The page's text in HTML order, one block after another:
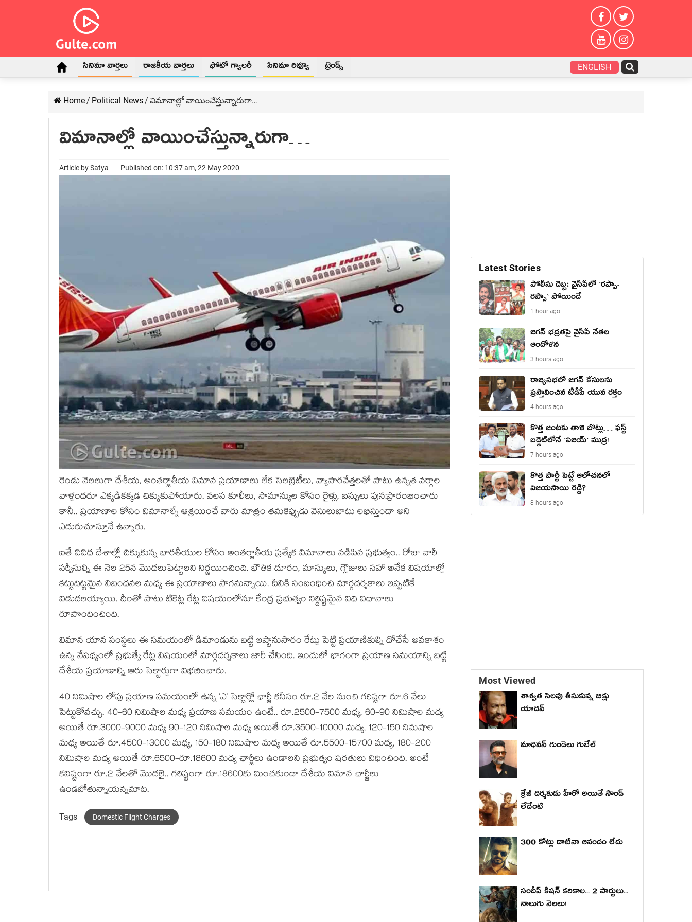
సినిమా వార్తలు రాజకీయ వార్తలు ఫోటో గ్యాలరీ సినిమా రివ్యూ ట్రెండ్స్ ENGLISH
Home/ Political News/ విమానాల్లో వాయించేస్తున్నారుగా…
విమానాల్లో వాయించేస్తున్నారుగా…
Article bySatya Published on: 10:37 am, 22 May 2020
రెండు నెలలుగా దేశీయ, అంతర్జాతీయ విమాన ప్రయాణాలు లేక సెలబ్రెటీలు, వ్యాపారవేత్తలతో పాటు ఉన్నత వర్గాల
వాళ్లందరూ ఎక్కడికక్కడ చిక్కుకుపోయారు. వలస కూలీలు, సామాన్యుల కోసం రైళ్లు, బస్సులు పున:ప్రారంభించారు
కానీ.. ప్రయాణాల కోసం విమానాల్నే ఆశ్రయించే వారు మాత్రం తమకెప్పుడు వెసులుబాటు లభిస్తుందా అని
ఎదురుచూస్తూనే ఉన్నారు.
ఐతే వివిధ దేశాల్లో చిక్కుకున్న భారతీయుల కోసం అంతర్జాతీయ ప్రత్యేక విమానాలు నడిపిన ప్రభుత్వం.. రోజు వారీ
సర్వీసుల్ని ఈ నెల 25న మొదలుపెట్టాలని నిర్ణయించింది. భౌతిక దూరం, మాస్కులు, గ్లౌజులు సహా అనేక విషయాల్లో
కట్టుదిట్టమైన నిబంధనల మధ్య ఈ ప్రయాణాలు సాగనున్నాయి. దీనికి సంబంధించి మార్గదర్శకాలు ఇప్పటికే
విడుదలయ్యాయి. దీంతో పాటు టికెట్ల రేట్ల విషయంలోనూ కేంద్ర ప్రభుత్వం నిర్దిష్టమైన విధి విధానాలు
రూపొందించింది.
విమాన యాన సంస్థలు ఈ సమయంలో డిమాండును బట్టి ఇష్టానుసారం రేట్లు పెట్టి ప్రయాణికుల్ని దోచేసే అవకాశం
ఉన్న నేపథ్యంలో ప్రభుత్వే రేట్ల విషయంలో మార్గదర్శకాలు జారీ చేసింది. ఇందులో భాగంగా ప్రయాణ సమయాన్ని బట్టి
దేశీయ ప్రయాణాల్ని ఆరు సెక్టార్లుగా విభజించారు.
40 నిమిషాల లోపు ప్రయాణ సమయంలో ఉన్న ‘ఎ’ సెక్టార్లో ఛార్జీ కనీసం రూ.2 వేల నుంచి గరిష్టగా రూ.6 వేలు
పెట్టుకోవచ్చు. 40-60 నిమిషాల మధ్య ప్రయాణ సమయం ఉంటే.. రూ.2500-7500 మధ్య, 60-90 నిమిషాల మధ్య
అయితే రూ.3000-9000 మధ్య 90-120 నిమిషాల మధ్య అయితే రూ.3500-10000 మధ్య, 120-150 నిమషాల
మధ్య అయితే రూ.4500-13000 మధ్య, 150-180 నిమిషాల మధ్య అయితే రూ.5500-15700 మధ్య, 180-200
నిమిషాల మధ్య అయితే రూ.6500-రూ.18600 మధ్య ఛార్జీలు ఉండాలని ప్రభుత్వం షరతులు విధించింది. అంటే
కనిష్టంగా రూ.2 వేలతో మొదలై.. గరిష్టంగా రూ.18600కు మించకుండా దేశీయ విమాన ఛార్జీలు
ఉండబోతున్నాయన్నమాట.
Tags Domestic Flight Charges
Latest Stories
పోలీసు దెబ్బ: వైసీపీలో `ర‌ప్పా-
ర‌ప్పా` పోయిందే
1 hour ago
జ‌గ‌న్ భద్రతపై వైసీపీ నేతల
ఆందోళన
3 hours ago
రాజ్యసభలో జగన్ కేసులను
ప్రస్తావించిన టీడీపీ యువ రక్తం
4 hours ago
కొత్త జంట‌కు తాళి బొట్లు… ఫ‌స్ట్
బ‌డ్జెట్‌లోనే `విజ‌య్` ముద్ర‌!
7 hours ago
కొత్త పార్టీ పెట్టే ఆలోచనలో
విజయసాయి రెడ్డి?
8 hours ago
Most Viewed
శాశ్వత సెలవు తీసుకున్న బిక్షు
యాదవ్
మాధ‌వ‌న్ గుండెలు గుబేల్‌
క్రేజీ దర్శకుడు హీరో అయితే సౌండ్
లేదేంటి
300 కోట్లు దాటినా ఆనందం లేదు
సందీప్ కిషన్ కరికాల... 2 పార్టులు...
నాలుగు నెలలు!